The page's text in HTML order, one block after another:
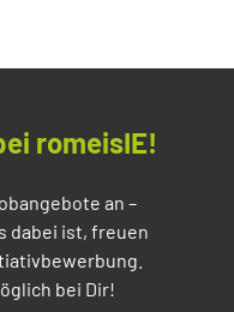
romeisIE!
an –
dabei ist, freuen
bei Dir!